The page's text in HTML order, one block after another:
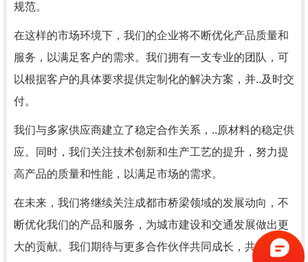
规范。
在这样的市场环境下，我们的企业将不断优化产品质量和
服务，以满足客户的需求。我们拥有一支专业的团队，可
以根据客户的具体要求提供定制化的解决方案，并..及时交
付。
我们与多家供应商建立了稳定合作关系，..原材料的稳定供
应。同时，我们关注技术创新和生产工艺的提升，努力提
高产品的质量和性能，以满足市场的需求。
在未来，我们将继续关注成都市桥梁领域的发展动向，不
断优化我们的产品和服务，为城市建设和交通发展做出更
大的贡献。我们期待与更多合作伙伴共同成长，共同分享